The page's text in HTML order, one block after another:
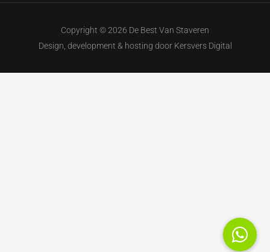
Copyright © 2026 De Best Van Staveren
Design, development & hosting door Kersvers Digital